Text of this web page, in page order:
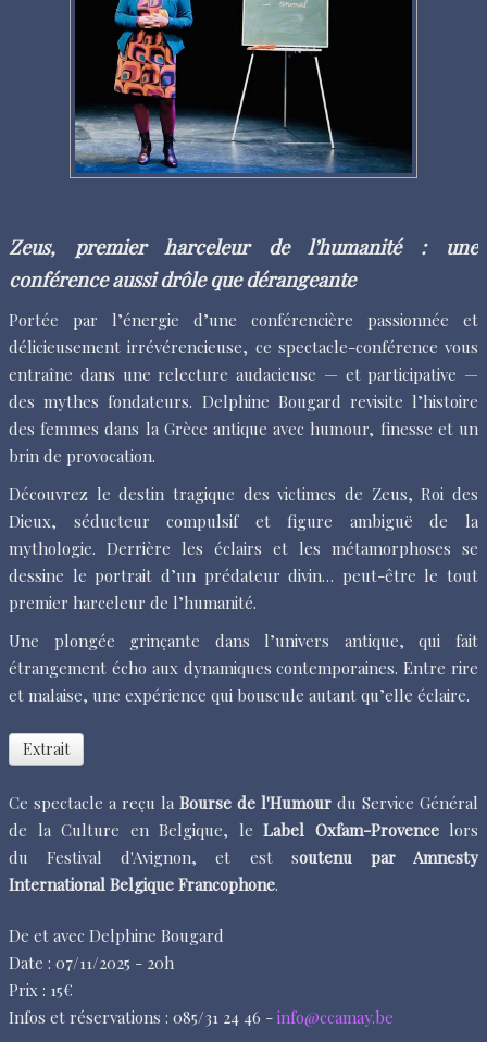
Zeus, premier harceleur de l’humanité : une
conférence aussi drôle que dérangeante
Portée par l’énergie d’une conférencière passionnée et
délicieusement irrévérencieuse, ce spectacle-conférence vous
entraîne dans une relecture audacieuse — et participative —
des mythes fondateurs. Delphine Bougard revisite l’histoire
des femmes dans la Grèce antique avec humour, finesse et un
brin de provocation.
Découvrez le destin tragique des victimes de Zeus, Roi des
Dieux, séducteur compulsif et figure ambiguë de la
mythologie. Derrière les éclairs et les métamorphoses se
dessine le portrait d’un prédateur divin… peut-être le tout
premier harceleur de l’humanité.
Une plongée grinçante dans l’univers antique, qui fait
étrangement écho aux dynamiques contemporaines. Entre rire
et malaise, une expérience qui bouscule autant qu’elle éclaire.
Extrait
Ce spectacle a reçu la Bourse de l'Humour du Service Général
de la Culture en Belgique, le Label Oxfam-Provencelors
du Festival d'Avignon, et est soutenu par Amnesty
International Belgique Francophone.
De et avec Delphine Bougard
Date : 07/11/2025 - 20h
Prix : 15€
Infos et réservations : 085/31 24 46 - info@ccamay.be